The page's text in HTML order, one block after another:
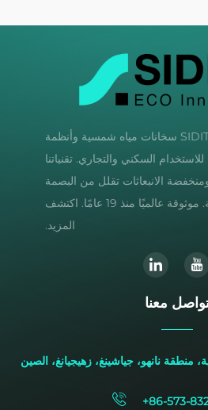
توفر SIDITE Energy سخانات مياه شمسية وأنظمة
السكني والتجاري. تقنياتنا
الانبعاثات تقلل من البصمة
الكربونية وتوفّر الطاقة. موثوقة عالميًا منذ 19 عامًا. اكتشف
المزيد.
معنا
منطقة نانهو، جياشينغ، زهيجيانغ، الصين
+86-573-